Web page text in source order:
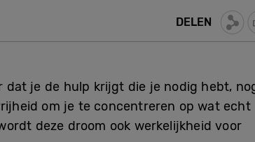
DELEN
je de hulp krijgt die je nodig hebt,
om je te concentreren op wat echt
deze droom ook werkelijkheid voor